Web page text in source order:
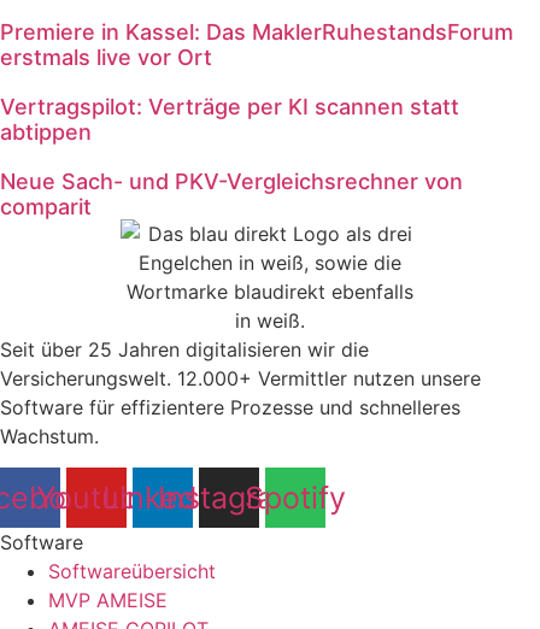
Premiere in Kassel: Das MaklerRuhestandsForum
erstmals live vor Ort
Vertragspilot: Verträge per KI scannen statt
abtippen
Neue Sach- und PKV-Vergleichsrechner von
comparit
Seit über 25 Jahren digitalisieren wir die
Versicherungswelt. 12.000+ Vermittler nutzen unsere
Software für effizientere Prozesse und schnelleres
Wachstum.
YoutubeLinkedin
Instagram
Spotify
Software
Softwareübersicht
MVP AMEISE